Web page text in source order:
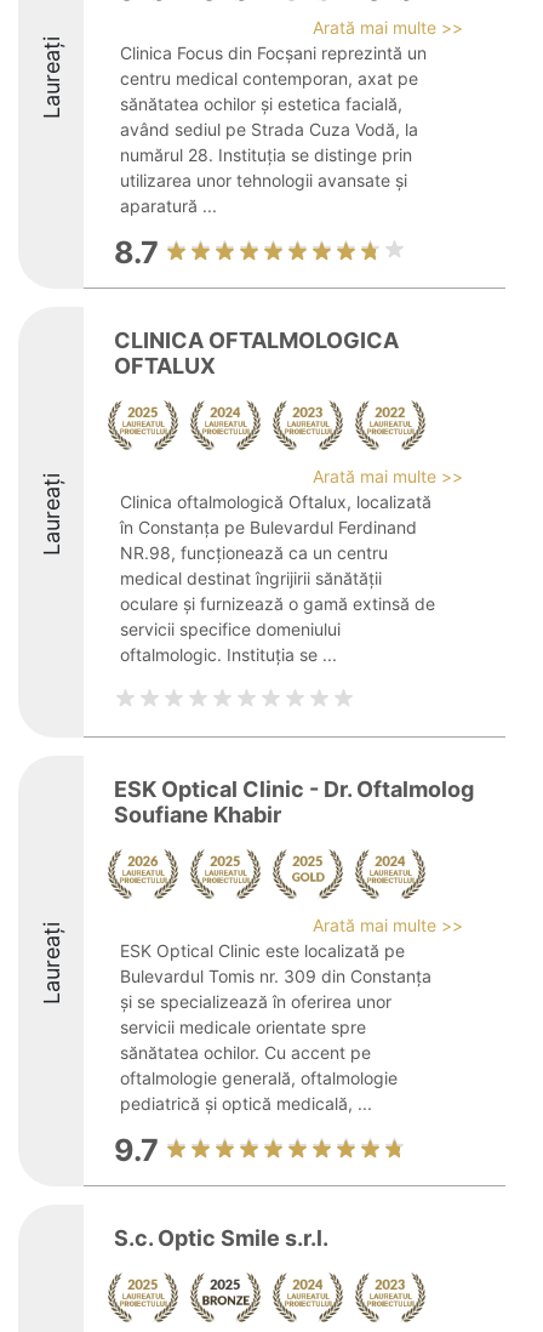
Laureați
Arată mai multe >>
Clinica Focus din Focșani reprezintă un
centru medical contemporan, axat pe
sănătatea ochilor și estetica facială,
având sediul pe Strada Cuza Vodă, la
numărul 28. Instituția se distinge prin
utilizarea unor tehnologii avansate și
aparatură ...
8.7
Laureați
CLINICA OFTALMOLOGICA
OFTALUX
Arată mai multe >>
Clinica oftalmologică Oftalux, localizată
în Constanța pe Bulevardul Ferdinand
NR.98, funcționează ca un centru
medical destinat îngrijirii sănătății
oculare și furnizează o gamă extinsă de
servicii specifice domeniului
oftalmologic. Instituția se ...
Laureați
ESK Optical Clinic - Dr. Oftalmolog
Soufiane Khabir
Arată mai multe >>
ESK Optical Clinic este localizată pe
Bulevardul Tomis nr. 309 din Constanța
și se specializează în oferirea unor
servicii medicale orientate spre
sănătatea ochilor. Cu accent pe
oftalmologie generală, oftalmologie
pediatrică și optică medicală, ...
9.7
S.c. Optic Smile s.r.l.